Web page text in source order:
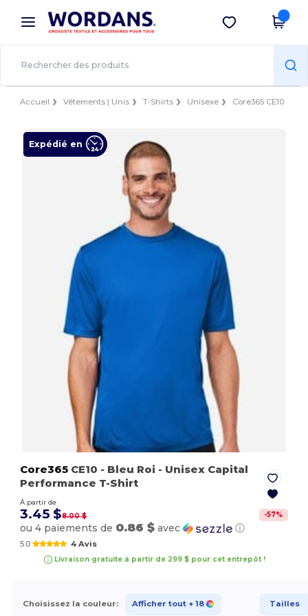
× Appli Wordans
Meilleurs prix sur l’app !
Obtenir l'appli
Accueil Vêtements | Unis T-Shirts Unisexe Core365 CE10
Expédié en
Core365 CE10 - Bleu Roi - Unisex Capital
Performance T-Shirt
À partir de
3.45 $8.00 $ -57%
ou 4 paiements de 0.86 $ avec ⓘ
5.0 4 Avis
Livraison gratuite à partir de 299 $ pour cet entrepôt !
Choisissez la couleur: Afficher tout + 18 Tailles